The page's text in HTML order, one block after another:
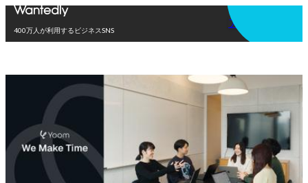
400万人が利用するビジネスSNS
アプリを使う